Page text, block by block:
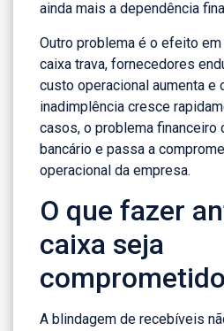
ainda mais a dependência
Outro problema é o efeito em
caixa trava, fornecedores
custo operacional aumenta e
inadimplência cresce
casos, o problema financeiro
bancário e passa a
operacional da empresa.
O que fazer
caixa seja
comprometido
A blindagem de recebíveis